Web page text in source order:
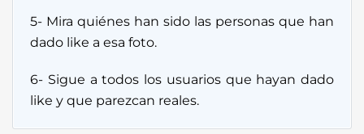
5- Mira quiénes han sido las personas que han
dado like a esa foto.
6- Sigue a todos los usuarios que hayan dado
like y que parezcan reales.